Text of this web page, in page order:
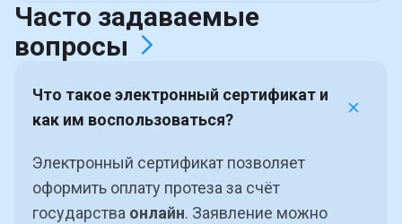
Часто задаваемые
вопросы
Что такое электронный сертификат и
как им воспользоваться?
Электронный сертификат позволяет
оформить оплату протеза за счёт
государства онлайн. Заявление можно